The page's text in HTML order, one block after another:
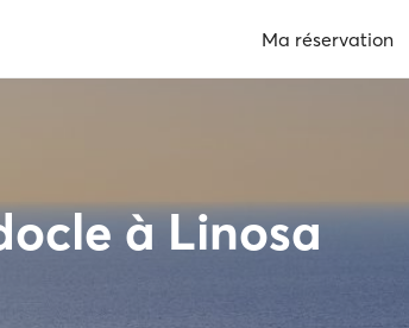
Ma réservation
à Linosa